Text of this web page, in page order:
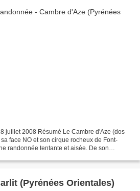
juillet 2008 Résumé Le Cambre d'Aze (dos
face NO et son cirque rocheux de Font-
randonnée tentante et aisée. De son
(Pyrénées Orientales)